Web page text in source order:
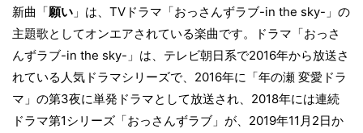
新曲「願い 」は、TVドラマ「おっさんずラブ-in the sky-」の
主題歌としてオンエアされている楽曲です。ドラマ「おっさ
んずラブ-in the sky-」は、テレビ朝日系で2016年から放送さ
れている人気ドラマシリーズで、2016年に「年の瀬 変愛ドラ
マ」の第3夜に単発ドラマとして放送され、2018年には連続
ドラマ第1シリーズ「おっさんずラブ」が、2019年11月2日か